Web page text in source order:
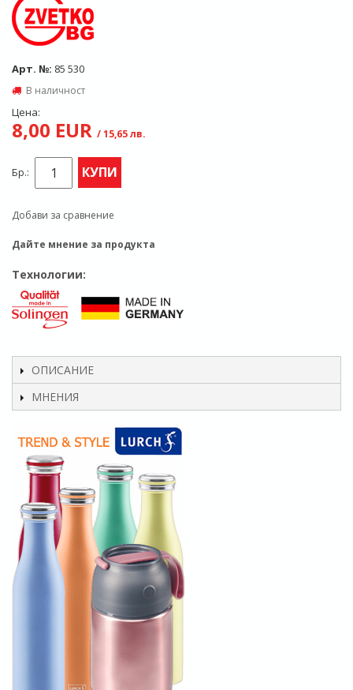
Арт. №: 85 530
В наличност
Цена:
8,00 EUR / 15,65 лв.
Бр.: КУПИ
Добави за сравнение
Дайте мнение за продукта
Технологии:
ОПИСАНИЕ
МНЕНИЯ